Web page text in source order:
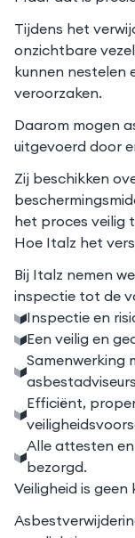
Tijdens het
onzichtbare
kunnen nestelen
veroorzaken.
Daarom mogen
uitgevoerd door
Zij beschikken
het proces veilig
Hoe Italz het
Bij Italz nemen
inspectie tot de
Inspectie en
Een veilig en
Samenwerking
Efficiënt,
Alle attesten
bezorgd.
Veiligheid is